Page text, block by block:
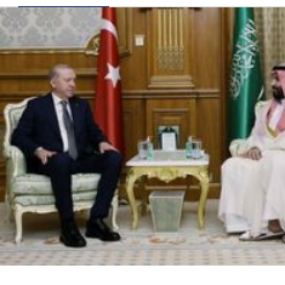
Саудовская Аравия,
создали азиатский
Договор предусматривает
нападения на одно из
8.08.2026 00:22 4,6 т.
В Прикарпатье после